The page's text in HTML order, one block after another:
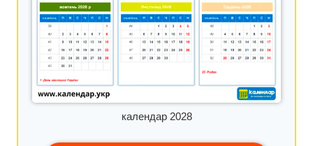
календар 2028